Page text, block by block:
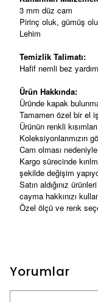
3 mm düz cam
Pirinç oluk, gümüş
Lehim
Temizlik Talimatı:
Hafif nemli bez
Ürün Hakkında:
Üründe kapak
Tamamen özel bir el
Ürünün renkli
Koleksiyonlarımızın
Cam olması
Kargo sürecinde
şekilde değişim
Satın aldığınız
cayma hakkınızı
Özel ölçü ve renk
Yorumlar